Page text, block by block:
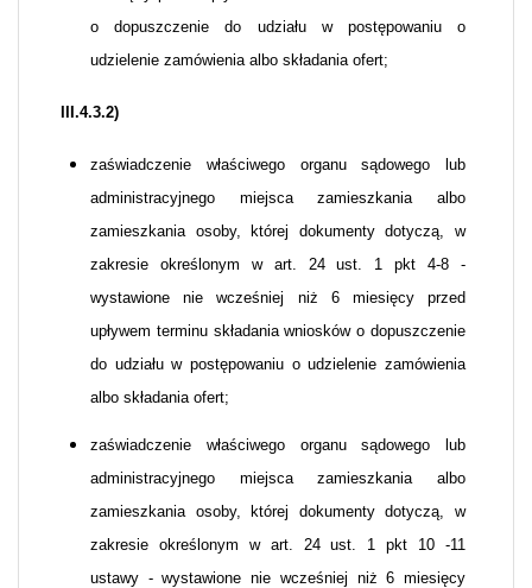
o dopuszczenie do udziału w postępowaniu o
udzielenie zamówienia albo składania ofert;
III.4.3.2)
zaświadczenie właściwego organu sądowego lub
administracyjnego miejsca zamieszkania albo
zamieszkania osoby, której dokumenty dotyczą, w
zakresie określonym w art. 24 ust. 1 pkt 4-8 -
wystawione nie wcześniej niż 6 miesięcy przed
upływem terminu składania wniosków o dopuszczenie
do udziału w postępowaniu o udzielenie zamówienia
albo składania ofert;
zaświadczenie właściwego organu sądowego lub
administracyjnego miejsca zamieszkania albo
zamieszkania osoby, której dokumenty dotyczą, w
zakresie określonym w art. 24 ust. 1 pkt 10 -11
ustawy - wystawione nie wcześniej niż 6 miesięcy